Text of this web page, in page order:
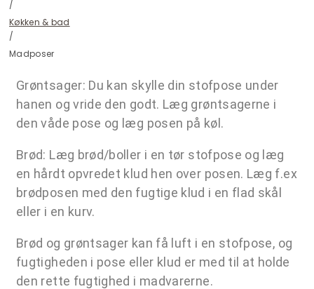
/
Køkken & bad
/
Madposer
Grøntsager: Du kan skylle din stofpose under
hanen og vride den godt. Læg grøntsagerne i
den våde pose og læg posen på køl.
Brød: Læg brød/boller i en tør stofpose og læg
en hårdt opvredet klud hen over posen. Læg f.ex
brødposen med den fugtige klud i en flad skål
eller i en kurv.
Brød og grøntsager kan få luft i en stofpose, og
fugtigheden i pose eller klud er med til at holde
den rette fugtighed i madvarerne.